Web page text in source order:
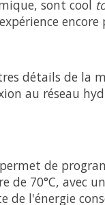
sont cool
encore
détails de la
au réseau
de
70°C, avec
l'énergie